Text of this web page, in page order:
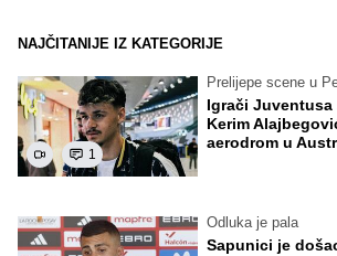
NAJČITANIJE IZ KATEGORIJE
1
Prelijepe scene u
Igrači
Kerim
aerodrom u
Odluka je pala
Sapunici je